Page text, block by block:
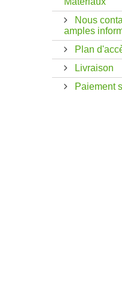
Nous
amples
Plan
Livraison
Paiement